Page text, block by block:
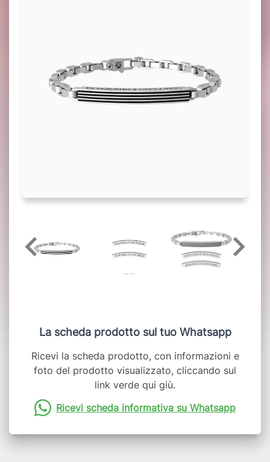
La scheda prodotto sul tuo Whatsapp
Ricevi la scheda prodotto, con informazioni e
foto del prodotto visualizzato, cliccando sul
link verde qui giù.
Ricevi scheda informativa su Whatsapp